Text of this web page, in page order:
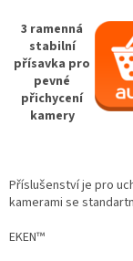
3 ramenná
stabilní
přísavka pro
pevné
přichycení
kamery
Příslušenství je pro
kamerami se
EKEN™